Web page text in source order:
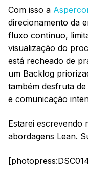
Com isso a
direcionamento da
fluxo contínuo,
visualização do
está recheado de
um Backlog
também desfruta
e comunicação
Estarei escrevendo
abordagens Lean.